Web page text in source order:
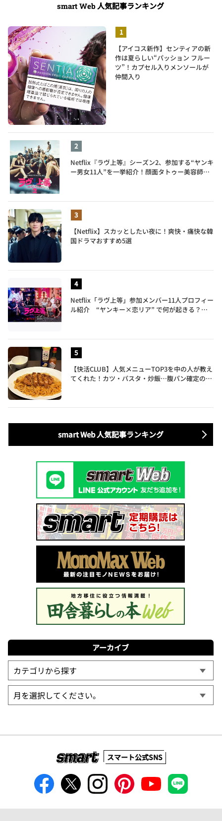
smart Web人気記事ランキング
【アイコス新作】センティアの新
作は夏らしい“パッション フルー
ツ”！カプセル入りメンソールが
仲間入り
Netflix『ラヴ上等』シーズン2、参加する“ヤンキ
ー男女11人”を一挙紹介！顔面タトゥー美容師、
【Netflix】スカッとしたい夜に！爽快・痛快な韓
国ドラマおすすめ5選
Netflix「ラヴ上等」参加メンバー11人プロフィー
ル紹介 “ヤンキー×恋リア” で何が起きる？地
【快活CLUB】人気メニューTOP3を中の人が教え
てくれた！カツ・パスタ・炒飯…腹パン確定のガ
smart Web 人気記事ランキング
アーカイブ
スマート公式SNS